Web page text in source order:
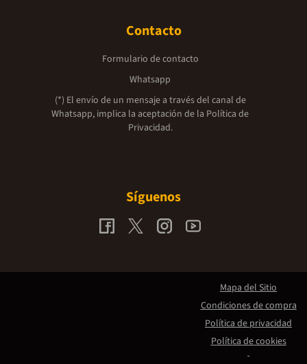
Contacto
Formulario de contacto
Whatsapp
(*) El envío de un mensaje a través del canal de
Whatsapp, implica la aceptación de la Política de
Privacidad.
Síguenos
Mapa del Sitio
Condiciones de compra
Política de privacidad
Política de cookies